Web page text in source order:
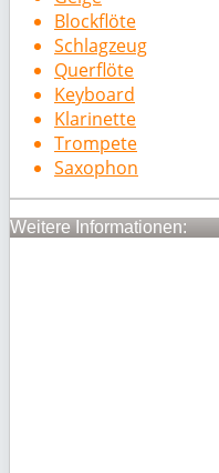
Blockflöte
Schlagzeug
Querflöte
Keyboard
Klarinette
Trompete
Saxophon
Weitere Informationen: